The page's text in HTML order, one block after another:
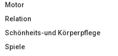
Motor
Relation
Schönheits-und Körperpflege
Spiele